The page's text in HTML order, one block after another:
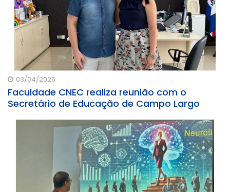
03/04/2025
Faculdade CNEC realiza reunião com o
Secretário de Educação de Campo Largo